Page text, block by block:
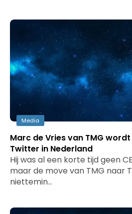
Media
Marc de Vries van TMG
Twitter in Nederland
Hij was al een korte tijd geen
maar de move van TMG naar
niettemin…